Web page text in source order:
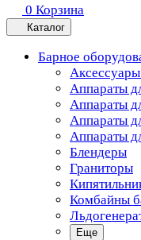
0 Корзина
Каталог
Барное
Аппараты
Аппараты
Аппараты
Аппараты
Блендеры
Граниторы
Комбайны
Еще